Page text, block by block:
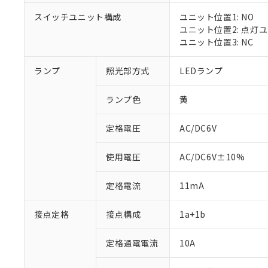
スイッチユニット構成
ユニット位置1: NO
ユニット位置2: 点灯
ユニット位置3: NC
ランプ 照光部方式 LEDランプ
ランプ色 黄
定格電圧 AC/DC6V
使用電圧 AC/DC6V±10%
定格電流 11mA
接点定格 接点構成 1a+1b
定格通電電流 10A
ご利用条件
以下の条件をお読
当社制御機
のであり、
※1 対応状況
対応済み：EU
調査・確認中：
非該当品：ライセ
仕入先様の事情に
があります。
鉛(Pb) 1000ppm以下、
ル（DBP） 1000ppm以
フタル酸エステル類の
「○」：最大均質
「×」：最大均質
「－」：未確認で
*中国RoHS10物質の基
Pb(鉛) :1000ppm、
Cr(Ⅵ)(六価クロム) :
DBP(フタル酸ジブチル
DEHP(フタル酸ビス(2-
などの必要
ます。
置等に一切
記
説明